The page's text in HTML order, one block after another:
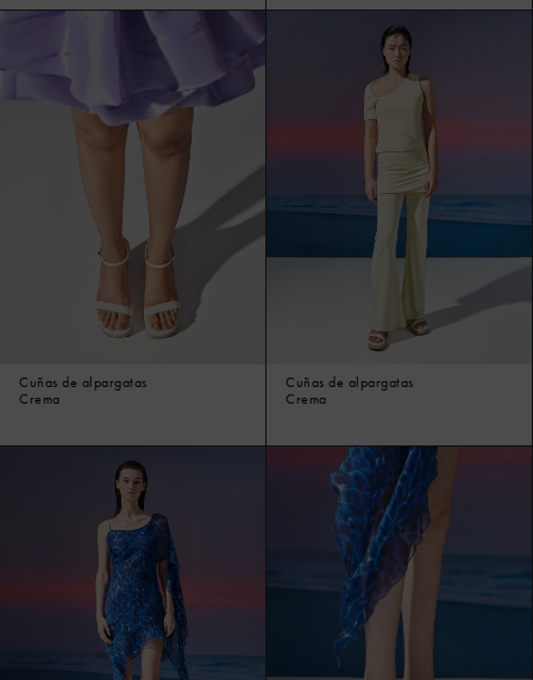
Cuñas de alpargatas
Crema
Cuñas de alpargatas
Crema